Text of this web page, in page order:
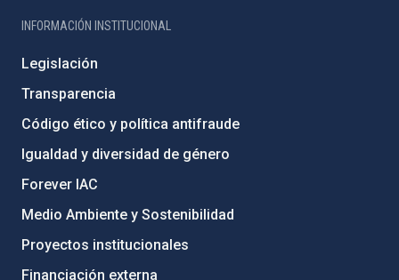
INFORMACIÓN INSTITUCIONAL
Legislación
Transparencia
Código ético y política antifraude
Igualdad y diversidad de género
Forever IAC
Medio Ambiente y Sostenibilidad
Proyectos institucionales
Financiación externa